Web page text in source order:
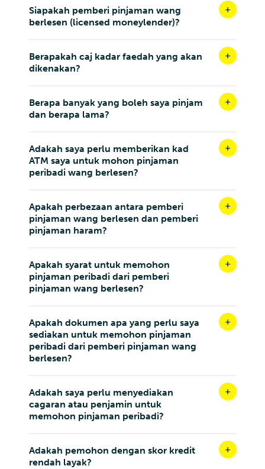
Siapakah pemberi pinjaman wang
berlesen (licensed moneylender)?
Berapakah caj kadar faedah yang akan
dikenakan?
Berapa banyak yang boleh saya pinjam
dan berapa lama?
Adakah saya perlu memberikan kad
ATM saya untuk mohon pinjaman
peribadi wang berlesen?
Apakah perbezaan antara pemberi
pinjaman wang berlesen dan pemberi
pinjaman haram?
Apakah syarat untuk memohon
pinjaman peribadi dari pemberi
pinjaman wang berlesen?
Apakah dokumen apa yang perlu saya
sediakan untuk memohon pinjaman
peribadi dari pemberi pinjaman wang
berlesen?
Adakah saya perlu menyediakan
cagaran atau penjamin untuk
memohon pinjaman peribadi?
Adakah pemohon dengan skor kredit
rendah layak?